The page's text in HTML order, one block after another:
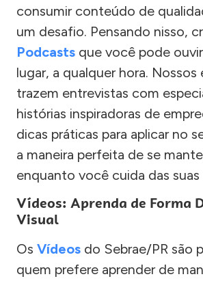
consumir conteúdo de
um desafio. Pensando nisso,
Podcasts que você pode
lugar, a qualquer hora. Nossos
trazem entrevistas com
histórias inspiradoras de
dicas práticas para aplicar no
a maneira perfeita de se
enquanto você cuida das suas
Vídeos: Aprenda de Forma
Visual
Os Vídeos do Sebrae/PR são
quem prefere aprender de